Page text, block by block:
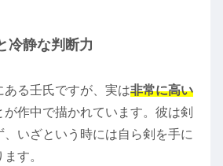
冷静な判断力
る壬氏ですが、実は非常に高い
が作中で描かれています。彼は剣
いざという時には自ら剣を手に
す。